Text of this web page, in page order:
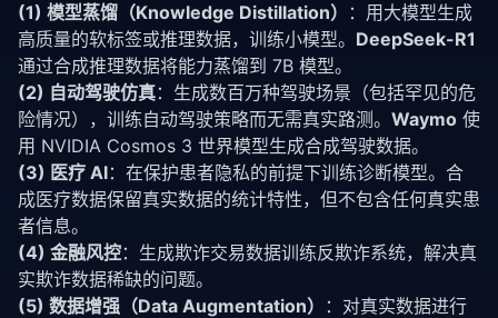
(1) 模型蒸馏（Knowledge Distillation）
：用大模型生成
高质量的软标签或推理数据，训练小模型。 DeepSeek-R1
通过合成推理数据将能力蒸馏到 7B 模型。
(2) 自动驾驶仿真：生成数百万种驾驶场景（包括罕见的危
险情况），训练自动驾驶策略而无需真实路测。 Waymo 使
用 NVIDIA Cosmos 3 世界模型生成合成驾驶数据。
(3) 医疗 AI：在保护患者隐私的前提下训练诊断模型。合
成医疗数据保留真实数据的统计特性，但不包含任何真实患
者信息。
(4) 金融风控：生成欺诈交易数据训练反欺诈系统，解决真
实欺诈数据稀缺的问题。
(5) 数据增强（Data Augmentation）
：对真实数据进行